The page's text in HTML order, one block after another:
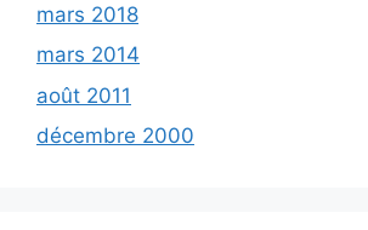
mars 2018
mars 2014
août 2011
décembre 2000